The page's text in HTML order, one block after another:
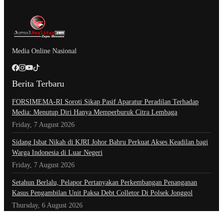
Media Online Nasional
Berita Terbaru
​FORSIMEMA-RI Soroti Sikap Pasif Aparatur Peradilan Terhadap
Media: Menutup Diri Hanya Memperburuk Citra Lembaga
Friday, 7 August 2026
Sidang Isbat Nikah di KJRI Johor Bahru Perkuat Akses Keadilan bagi
Warga Indonesia di Luar Negeri
Friday, 7 August 2026
Setahun Berlalu, Pelapor Pertanyakan Perkembangan Penanganan
Kasus Pengambilan Unit Paksa Debt Colletor Di Polsek Jonggol
Thursday, 6 August 2026